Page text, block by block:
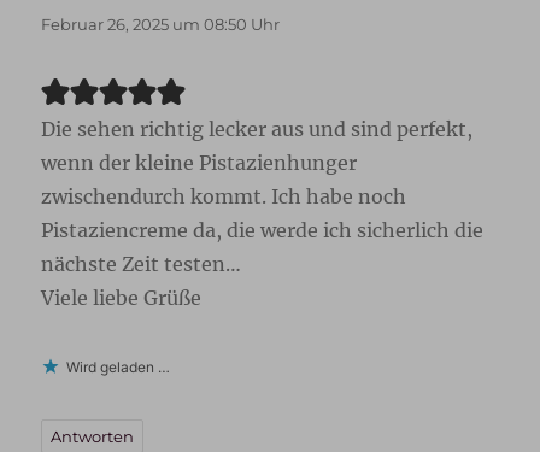
Februar 26, 2025 um 08:50 Uhr
Die sehen richtig lecker aus und sind perfekt,
wenn der kleine Pistazienhunger
zwischendurch kommt. Ich habe noch
Pistaziencreme da, die werde ich sicherlich die
nächste Zeit testen…
Viele liebe Grüße
Wird geladen …
Antworten